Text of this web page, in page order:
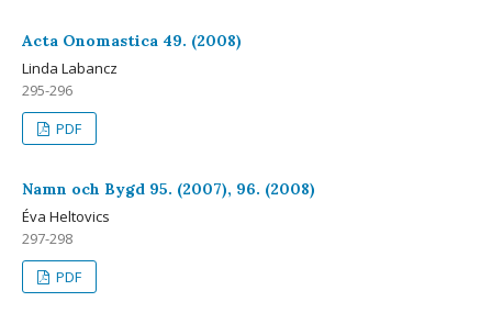
Acta Onomastica 49. (2008)
Linda Labancz
295-296
PDF
Namn och Bygd 95. (2007), 96. (2008)
Éva Heltovics
297-298
PDF